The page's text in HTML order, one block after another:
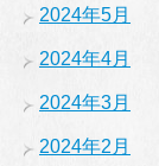
2024年5月
2024年4月
2024年3月
2024年2月